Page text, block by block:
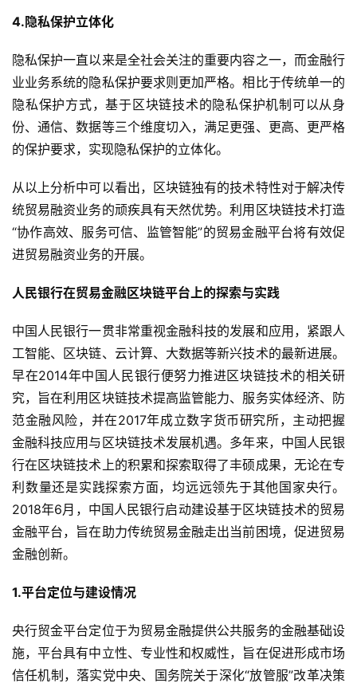
4.隐私保护立体化
隐私保护一直以来是全社会关注的重要内容之一，而金融行
业业务系统的隐私保护要求则更加严格。相比于传统单一的
隐私保护方式，基于区块链技术的隐私保护机制可以从身
份、通信、数据等三个维度切入，满足更强、更高、更严格
的保护要求，实现隐私保护的立体化。
从以上分析中可以看出，区块链独有的技术特性对于解决传
统贸易融资业务的顽疾具有天然优势。利用区块链技术打造
“协作高效、服务可信、监管智能”的贸易金融平台将有效促
进贸易融资业务的开展。
人民银行在贸易金融区块链平台上的探索与实践
中国人民银行一贯非常重视金融科技的发展和应用，紧跟人
工智能、区块链、云计算、大数据等新兴技术的最新进展。
早在2014年中国人民银行便努力推进区块链技术的相关研
究，旨在利用区块链技术提高监管能力、服务实体经济、防
范金融风险，并在2017年成立数字货币研究所，主动把握
金融科技应用与区块链技术发展机遇。多年来，中国人民银
行在区块链技术上的积累和探索取得了丰硕成果，无论在专
利数量还是实践探索方面，均远远领先于其他国家央行。
2018年6月，中国人民银行启动建设基于区块链技术的贸易
金融平台，旨在助力传统贸易金融走出当前困境，促进贸易
金融创新。
1.平台定位与建设情况
央行贸金平台定位于为贸易金融提供公共服务的金融基础设
施，平台具有中立性、专业性和权威性，旨在促进形成市场
信任机制，落实党中央、国务院关于深化“放管服”改革决策